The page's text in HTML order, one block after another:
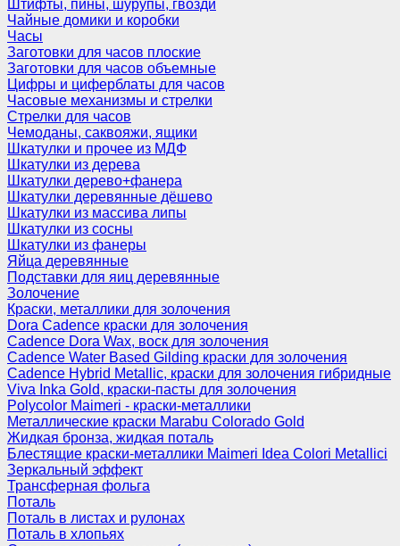
Штифты, пины, шурупы, гвозди
Чайные домики и коробки
Часы
Заготовки для часов плоские
Заготовки для часов объемные
Цифры и циферблаты для часов
Часовые механизмы и стрелки
Стрелки для часов
Чемоданы, саквояжи, ящики
Шкатулки и прочее из МДФ
Шкатулки из дерева
Шкатулки дерево+фанера
Шкатулки деревянные дёшево
Шкатулки из массива липы
Шкатулки из сосны
Шкатулки из фанеры
Яйца деревянные
Подставки для яиц деревянные
Золочение
Краски, металлики для золочения
Dora Cadence краски для золочения
Cadence Dora Wax, воск для золочения
Cadence Water Based Gilding краски для золочения
Cadence Hybrid Metallic, краски для золочения гибридные
Viva Inka Gold, краски-пасты для золочения
Polycolor Maimeri - краски-металлики
Металлические краски Marabu Colorado Gold
Жидкая бронза, жидкая поталь
Блестящие краски-металлики Maimeri Idea Colori Metallici
Зеркальный эффект
Трансферная фольга
Поталь
Поталь в листах и рулонах
Поталь в хлопьях